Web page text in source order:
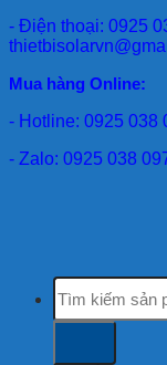
- Điện thoại: 0925
Mua hàng Online:
- Hotline: 0925 038
- Zalo: 0925 038
Tìm
kiếm: